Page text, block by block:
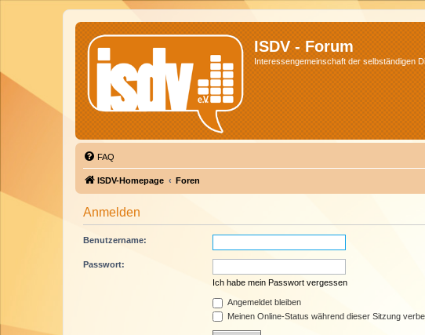
ISDV - Forum
Interessengemeinschaft der selbständigen
FAQ
ISDV-Homepage Foren
Anmelden
Benutzername:
Passwort:
Ich habe mein Passwort vergessen
Angemeldet bleiben
Meinen Online-Status während dieser Sitzung